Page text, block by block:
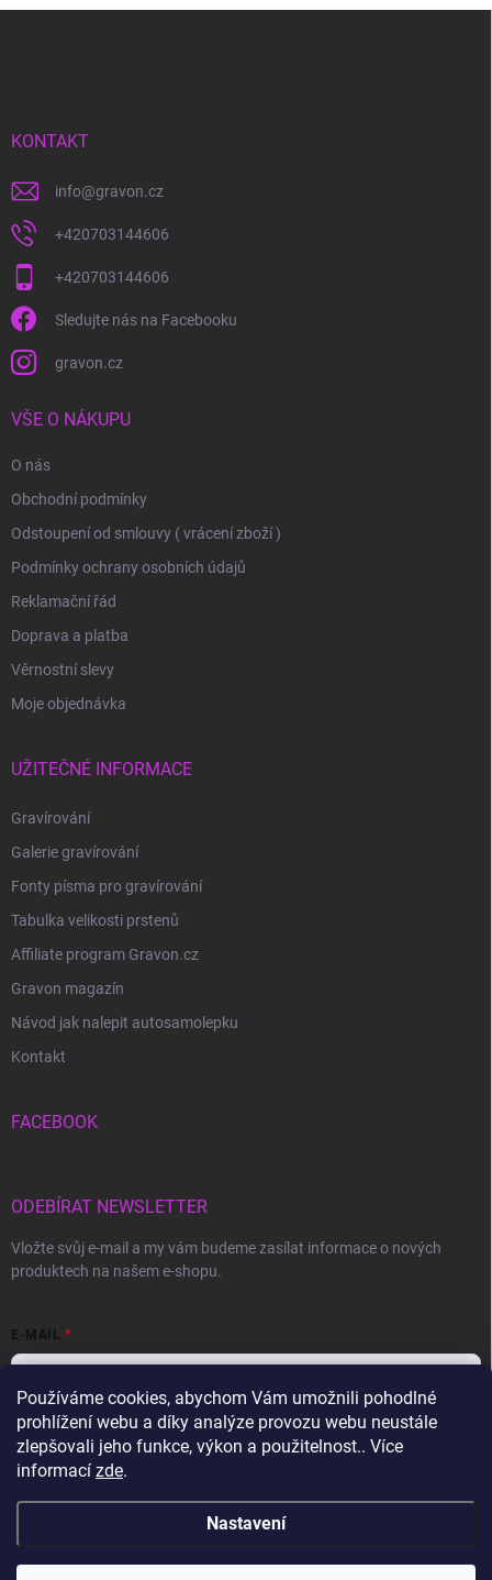
Používáme cookies, abychom Vám umožnili pohodlné
prohlížení webu a díky analýze provozu webu neustále
zlepšovali jeho funkce, výkon a použitelnost.. Více
informací zde.
Nastavení
KONTAKT
info@gravon.cz
+420703144606
+420703144606
Sledujte nás na Facebooku
gravon.cz
VŠE O NÁKUPU
O nás
Obchodní podmínky
Odstoupení od smlouvy ( vrácení zboží )
Podmínky ochrany osobních údajů
Reklamační řád
Doprava a platba
Věrnostní slevy
Moje objednávka
UŽITEČNÉ INFORMACE
Gravírování
Galerie gravírování
Fonty písma pro gravírování
Tabulka velikosti prstenů
Affiliate program Gravon.cz
Gravon magazín
Návod jak nalepit autosamolepku
Kontakt
FACEBOOK
ODEBÍRAT NEWSLETTER
Vložte svůj e-mail a my vám budeme zasílat informace o nových
produktech na našem e-shopu.
E-MAIL
Vložením e-mailu souhlasíte spodmínkami ochrany osobních údajů
Přihlásit se